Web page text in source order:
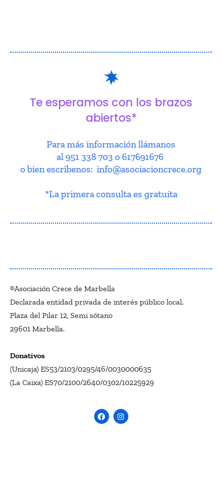
Te esperamos con los brazos
abiertos*
Para más información llámanos
al 951 338 703 o 617691676
o bien escríbenos: info@asociacioncrece.org
*La primera consulta es gratuita
®Asociación Crece de Marbella
Declarada entidad privada de interés público local.
Plaza del Pilar 12, Semi sótano
29601 Marbella.
Donativos
(Unicaja) ES53/2103/0295/46/0030000635
(La Caixa) ES70/2100/2640/0302/10225929